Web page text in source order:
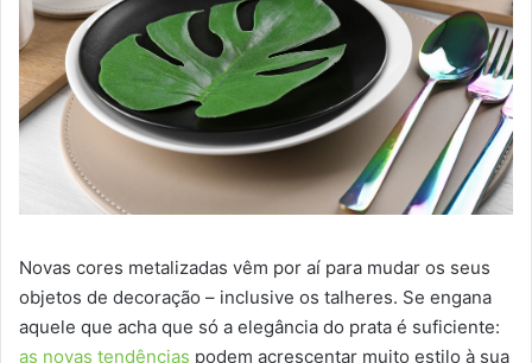
Novas cores metalizadas vêm por aí para mudar os seus
objetos de decoração – inclusive os talheres. Se engana
aquele que acha que só a elegância do prata é suficiente:
as novas tendências podem acrescentar muito estilo à sua